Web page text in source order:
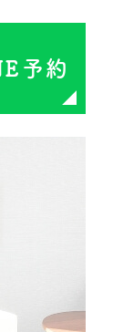
予約